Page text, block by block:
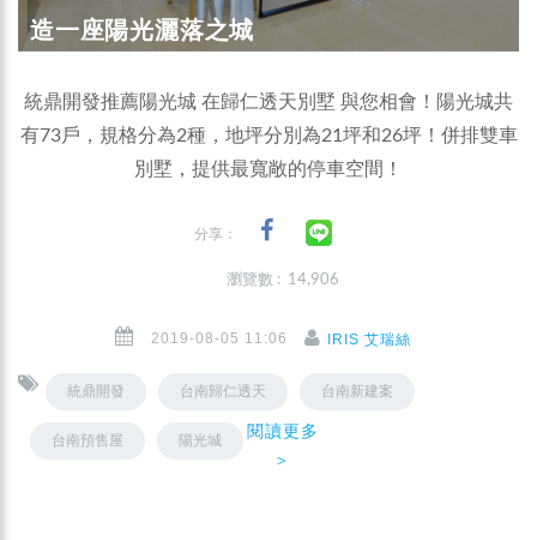
造一座陽光灑落之城
統鼎開發推薦陽光城 在歸仁透天別墅 與您相會！陽光城共
有73戶，規格分為2種，地坪分別為21坪和26坪！併排雙車
別墅，提供最寬敞的停車空間！
分享：
瀏覽數 : 14,906
2019-08-05 11:06 IRIS 艾瑞絲
統鼎開發 台南歸仁透天 台南新建案
台南預售屋 陽光城
閱讀更多
＞